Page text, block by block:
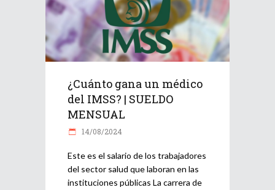
¿Cuánto gana un médico
del IMSS? | SUELDO
MENSUAL
14/08/2024
Este es el salario de los trabajadores
del sector salud que laboran en las
instituciones públicas La carrera de